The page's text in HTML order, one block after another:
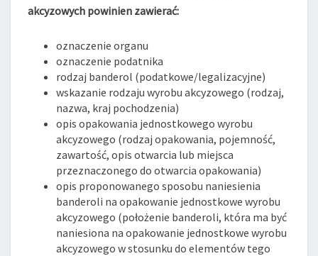
akcyzowych powinien zawierać:
oznaczenie organu
oznaczenie podatnika
rodzaj banderol (podatkowe/legalizacyjne)
wskazanie rodzaju wyrobu akcyzowego (rodzaj,
nazwa, kraj pochodzenia)
opis opakowania jednostkowego wyrobu
akcyzowego (rodzaj opakowania, pojemność,
zawartość, opis otwarcia lub miejsca
przeznaczonego do otwarcia opakowania)
opis proponowanego sposobu naniesienia
banderoli na opakowanie jednostkowe wyrobu
akcyzowego (położenie banderoli, która ma być
naniesiona na opakowanie jednostkowe wyrobu
akcyzowego w stosunku do elementów tego